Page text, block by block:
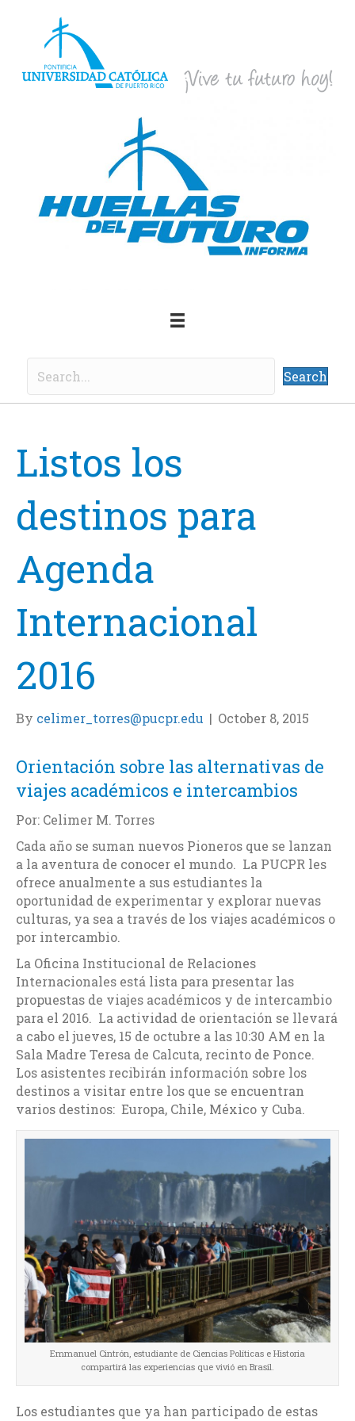
Search
Listos los
destinos para
Agenda
Internacional
2016
By celimer_torres@pucpr.edu | October 8, 2015
Orientación sobre las alternativas de
viajes académicos e intercambios
Por: Celimer M. Torres
Cada año se suman nuevos Pioneros que se lanzan
a la aventura de conocer el mundo. La PUCPR les
ofrece anualmente a sus estudiantes la
oportunidad de experimentar y explorar nuevas
culturas, ya sea a través de los viajes académicos o
por intercambio.
La Oficina Institucional de Relaciones
Internacionales está lista para presentar las
propuestas de viajes académicos y de intercambio
para el 2016. La actividad de orientación se llevará
a cabo el jueves, 15 de octubre a las 10:30 AM en la
Sala Madre Teresa de Calcuta, recinto de Ponce.
Los asistentes recibirán información sobre los
destinos a visitar entre los que se encuentran
varios destinos: Europa, Chile, México y Cuba.
Emmanuel Cintrón, estudiante de Ciencias Políticas e Historia
compartirá las experiencias que vivió en Brasil.
Los estudiantes que ya han participado de estas